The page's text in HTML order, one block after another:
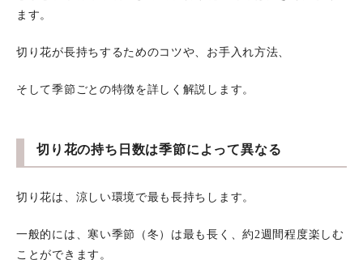
ます。
切り花が長持ちするためのコツや、お手入れ方法、
そして季節ごとの特徴を詳しく解説します。
切り花の持ち日数は季節によって異なる
切り花は、涼しい環境で最も長持ちします。
一般的には、寒い季節（冬）は最も長く、約2週間程度楽しむ
ことができます。